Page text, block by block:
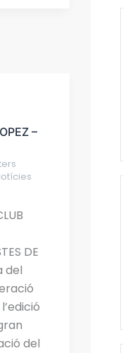
–
DE
del
del